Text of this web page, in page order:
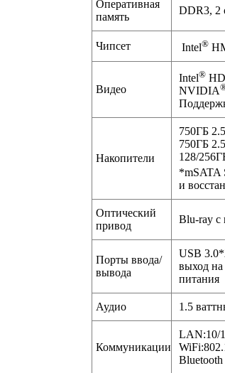
Оперативная
память
DDR3, 2
Чипсет Intel®
Видео
Intel®
NVIDIA
Накопители
750ГБ
750ГБ
128/
*mSATA
и
Оптический
привод
Blu-ray с
Порты ввода/
вывода
USB
выход
питания
Аудио 1.5
Коммуникации
LAN:10/